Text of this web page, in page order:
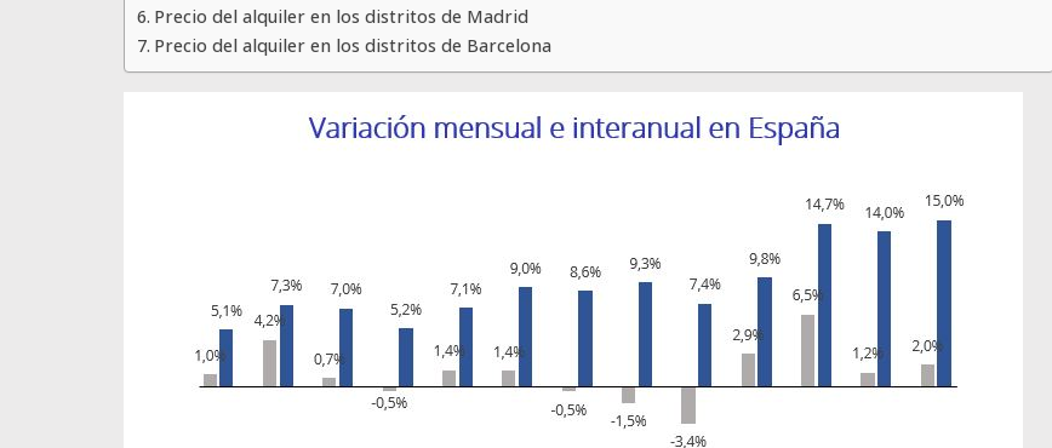
Precio del alquiler en los distritos de Madrid
Precio del alquiler en los distritos de Barcelona